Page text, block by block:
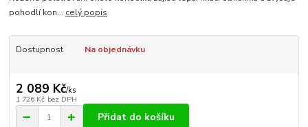
pohodlí kon... celý popis
Dostupnost Na objednávku
2 089 Kč/ks
1 726 Kč bez DPH
Přidat do košíku